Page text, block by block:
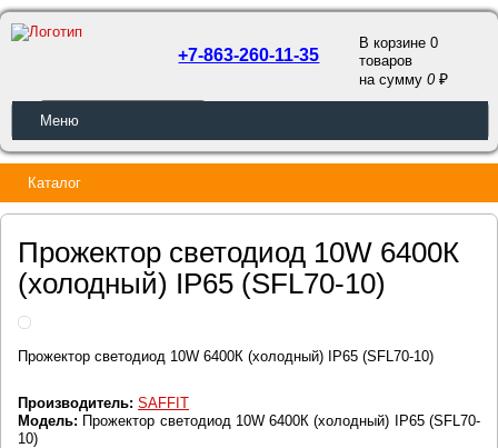
ОБРАТНЫЙ ЗВОНОК
+7-863-260-11-35
В корзине 0
товаров
на сумму0
Меню
Каталог
Прожектор светодиод 10W 6400К
(холодный) IP65 (SFL70-10)
Прожектор светодиод 10W 6400К (холодный) IP65 (SFL70-10)
Производитель: SAFFIT
Модель: Прожектор светодиод 10W 6400К (холодный) IP65 (SFL70-
10)